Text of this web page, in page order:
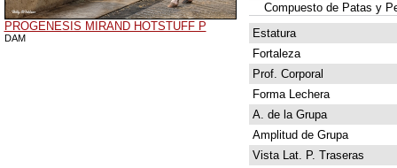
PROGENESIS MIRAND HOTSTUFF P
DAM
Compuesto de Patas y
Estatura
Fortaleza
Prof. Corporal
Forma Lechera
A. de la Grupa
Amplitud de Grupa
Vista Lat. P. Traseras